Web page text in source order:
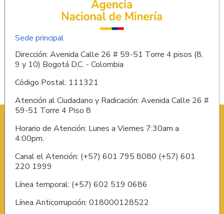
Sede principal
Dirección: Avenida Calle 26 # 59-51 Torre 4 pisos (8,
9 y 10) Bogotá D.C. - Colombia
Código Postal: 111321
Atención al Ciudadano y Radicación: Avenida Calle 26 #
59-51 Torre 4 Piso 8
Horario de Atención: Lunes a Viernes 7:30am a
4:00pm.
Canal el Atención: (+57) 601 795 8080 (+57) 601
220 1999
Línea temporal: (+57) 602 519 0686
Línea Anticorrupción: 018000128522